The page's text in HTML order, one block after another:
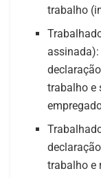
trabalho
trabalho e
trabalho e